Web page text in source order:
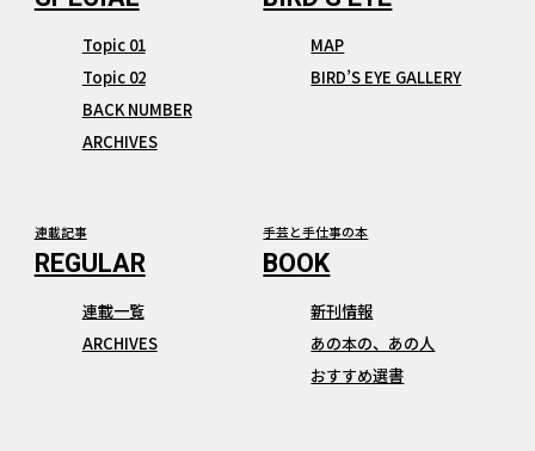
Topic 01
Topic 02
BACK NUMBER
ARCHIVES
MAP
BIRD’S EYE GALLERY
連載記事
連載一覧
ARCHIVES
手芸と手仕事の本
新刊情報
あの本の、あの人
おすすめ選書